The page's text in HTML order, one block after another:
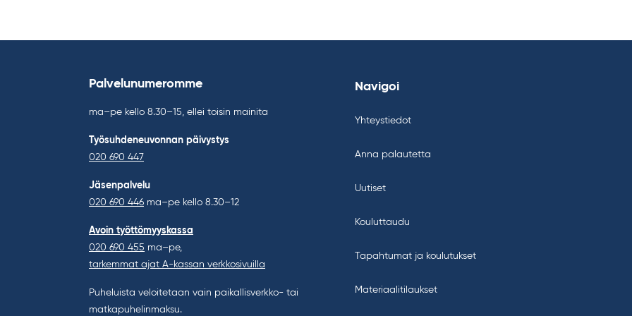
Palvelunumeromme
ma–pe kello 8.30–15, ellei toisin mainita
Työsuhdeneuvonnan päivystys
020 690 447
Jäsenpalvelu
020 690 446 ma–pe kello 8.30–12
Avoin työttömyyskassa
020 690 455 ma–pe,
tarkemmat ajat A-kassan verkkosivuilla
Puheluista veloitetaan vain paikallisverkko- tai
matkapuhelinmaksu.
Navigoi
Yhteystiedot
Anna palautetta
Uutiset
Kouluttaudu
Tapahtumat ja koulutukset
Materiaalitilaukset